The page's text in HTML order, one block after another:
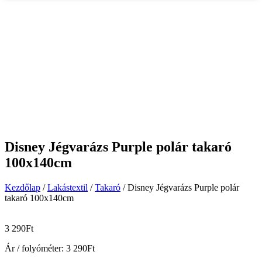
Disney Jégvarázs Purple polár takaró
100x140cm
Kezdőlap /Lakástextil /Takaró / Disney Jégvarázs Purple polár
takaró 100x140cm
3 290Ft
Ár / folyóméter: 3 290Ft